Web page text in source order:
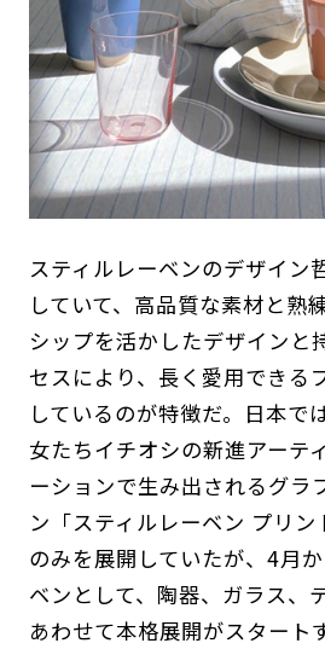
スティルレーベンのデザイン
していて、高品質な素材と熟
シップを活かしたデザインと
セスにより、長く愛用できる
しているのが特徴だ。日本で
女たちイチオシの新進アーテ
ーションで生み出されるグラ
ン「スティルレーベン プリン
のみを展開していたが、4月
ベンとして、陶器、ガラス、
あわせて本格展開がスタート